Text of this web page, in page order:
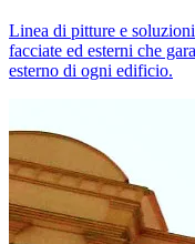
Linea di pitture e
facciate ed esterni che
esterno di ogni edificio.